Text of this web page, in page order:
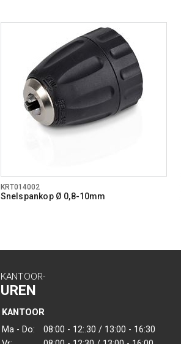
KRT014002
Snelspankop Ø 0,8-10mm
KANTOOR-
UREN
KANTOOR
Ma - Do:
08:00 - 12:.30 / 13:00 - 16:30